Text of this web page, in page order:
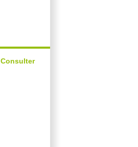
Consulter